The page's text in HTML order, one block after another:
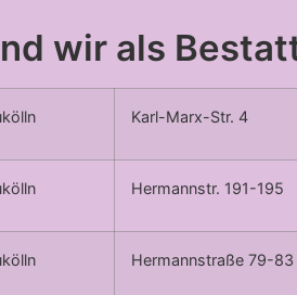
wir als
Karl-Marx-Str. 4
Hermannstr. 191-195
Hermannstraße 79-83